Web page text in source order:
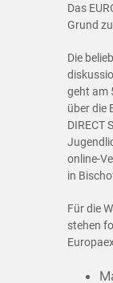
Das
Grund
Die
geht am
über die
DIRECT
online-
in
Für die
stehen